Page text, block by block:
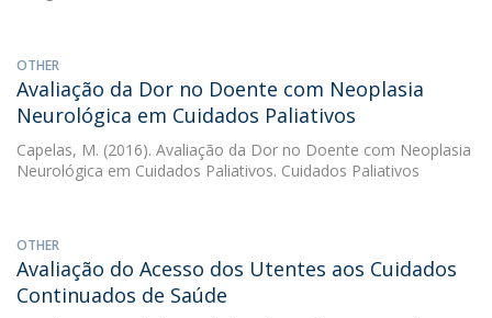
OTHER
Avaliação da Dor no Doente com Neoplasia
Neurológica em Cuidados Paliativos
Capelas, M. (2016). Avaliação da Dor no Doente com Neoplasia
Neurológica em Cuidados Paliativos. Cuidados Paliativos
OTHER
Avaliação do Acesso dos Utentes aos Cuidados
Continuados de Saúde